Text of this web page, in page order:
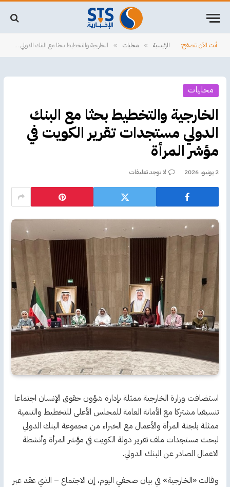
أنت الآن تتصفح: الرئيسية » محليات » الخارجية والتخطيط بحثا مع البنك الدولي مستجدات تقرير الكويت في مؤشر المرأة
محليات
الخارجية والتخطيط بحثا مع البنك
الدولي مستجدات تقرير الكويت في
مؤشر المرأة
2 يونيو، 2026 لا توجد تعليقات
استضافت وزارة الخارجية ممثلة بإدارة شؤون حقوق الإنسان اجتماعا
تنسيقيا مشتركا مع الأمانة العامة للمجلس الأعلى للتخطيط والتنمية
ممثلة بلجنة المرأة والأعمال مع الخبراء من مجموعة البنك الدولي
لبحث مستجدات ملف تقرير دولة الكويت في مؤشر المرأة وأنشطة
الاعمال الصادر عن البنك الدولي.
وقالت «الخارجية» في بيان صحفي اليوم، إن الاجتماع – الذي عقد عبر